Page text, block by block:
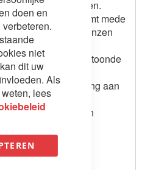
doen en
niet
dit uw
Als
lees
rug en armleuningen.
uitstraling komt mede
met een donzen
met de 3 getoonde
volant stikking aan
van armleuningen
armleuning)
armleuning)